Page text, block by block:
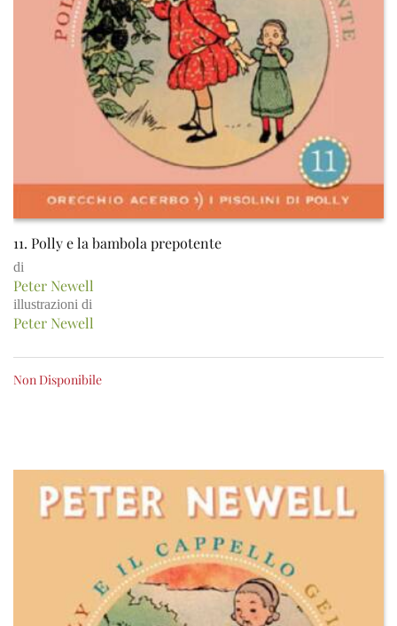
11. Polly e la bambola prepotente
di
Peter Newell
illustrazioni di
Peter Newell
Non Disponibile